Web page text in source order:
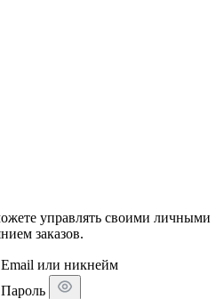
управлять своими личными
заказов.
Email или никнейм
Пароль